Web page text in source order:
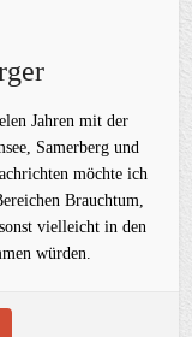
Jahren mit der
Samerberg und
möchte ich
Brauchtum,
vielleicht in den
würden.